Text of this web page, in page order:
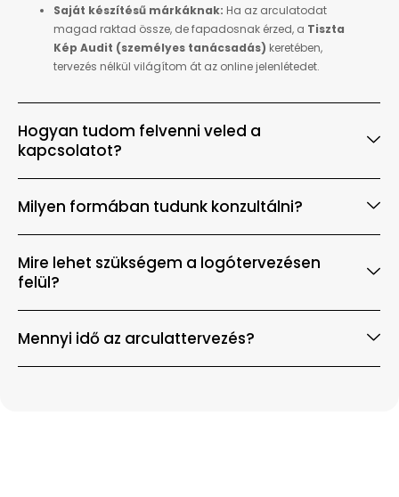
Saját készítésű márkáknak: Ha az arculatodat
magad raktad össze, de fapadosnak érzed, a Tiszta
Kép Audit (személyes tanácsadás) keretében,
tervezés nélkül világítom át az online jelenlétedet.
Hogyan tudom felvenni veled a
kapcsolatot?
Milyen formában tudunk konzultálni?
Mire lehet szükségem a logótervezésen
felül?
Mennyi idő az arculattervezés?